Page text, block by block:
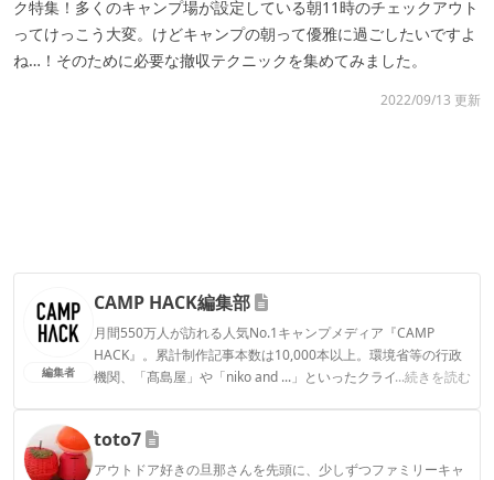
ク特集！多くのキャンプ場が設定している朝11時のチェックアウト
ってけっこう大変。けどキャンプの朝って優雅に過ごしたいですよ
ね…！そのために必要な撤収テクニックを集めてみました。
2022/09/13 更新
編集者
CAMP HACK編集部
月間550万人が訪れる人気No.1キャンプメディア『CAMP
HACK』。累計制作記事本数は10,000本以上。環境省等の行政
機関、「髙島屋」や「niko and ...」といったクライアントとの
...続きを読む
CAMP HACK編集部のプロフィール
toto7
アウトドア好きの旦那さんを先頭に、少しずつファミリーキャ